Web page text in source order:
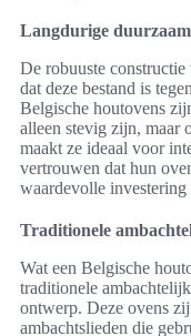
Langdurige
De robuuste constructie
dat deze bestand is
Belgische houtovens
alleen stevig zijn, maar
maakt ze ideaal voor
vertrouwen dat hun
waardevolle investering
Traditionele
Wat een Belgische
traditionele
ontwerp. Deze ovens
ambachtslieden die